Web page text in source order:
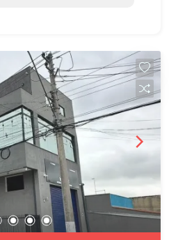
Presidente Dutra e
às demais regiões
visita!
#comerciallocação
#comercialvena